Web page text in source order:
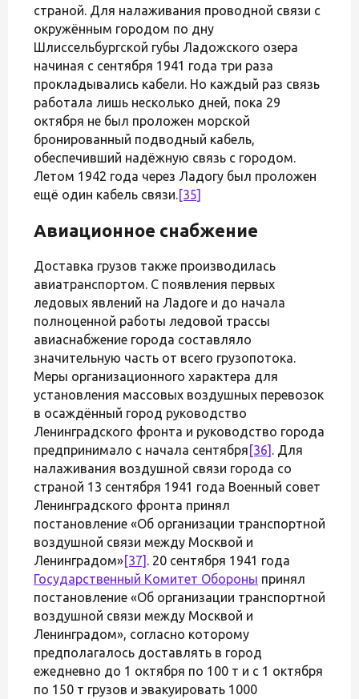
страной. Для налаживания проводной связи с
окружённым городом по дну
Шлиссельбургской губы Ладожского озера
начиная с сентября 1941 года три раза
прокладывались кабели. Но каждый раз связь
работала лишь несколько дней, пока 29
октября не был проложен морской
бронированный подводный кабель,
обеспечивший надёжную связь с городом.
Летом 1942 года через Ладогу был проложен
ещё один кабель связи.[35]
Авиационное снабжение
Доставка грузов также производилась
авиатранспортом. С появления первых
ледовых явлений на Ладоге и до начала
полноценной работы ледовой трассы
авиаснабжение города составляло
значительную часть от всего грузопотока.
Меры организационного характера для
установления массовых воздушных перевозок
в осаждённый город руководство
Ленинградского фронта и руководство города
предпринимало с начала сентября [36] . Для
налаживания воздушной связи города со
страной 13 сентября 1941 года Военный совет
Ленинградского фронта принял
постановление «Об организации транспортной
воздушной связи между Москвой и
Ленинградом»[37] . 20 сентября 1941 года
Государственный Комитет Обороны принял
постановление «Об организации транспортной
воздушной связи между Москвой и
Ленинградом», согласно которому
предполагалось доставлять в город
ежедневно до 1 октября по 100 т и с 1 октября
по 150 т грузов и эвакуировать 1000